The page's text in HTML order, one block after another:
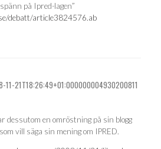
på Ipred-lagen”
debatt/article3824576.ab
11-21T18:26:49+01:000000004930200811
dessutom en omröstning på sin blogg
vill säga sin mening om IPRED.